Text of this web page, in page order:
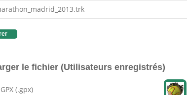
le fichier (Utilisateurs enregistrés)
GPX (.gpx)